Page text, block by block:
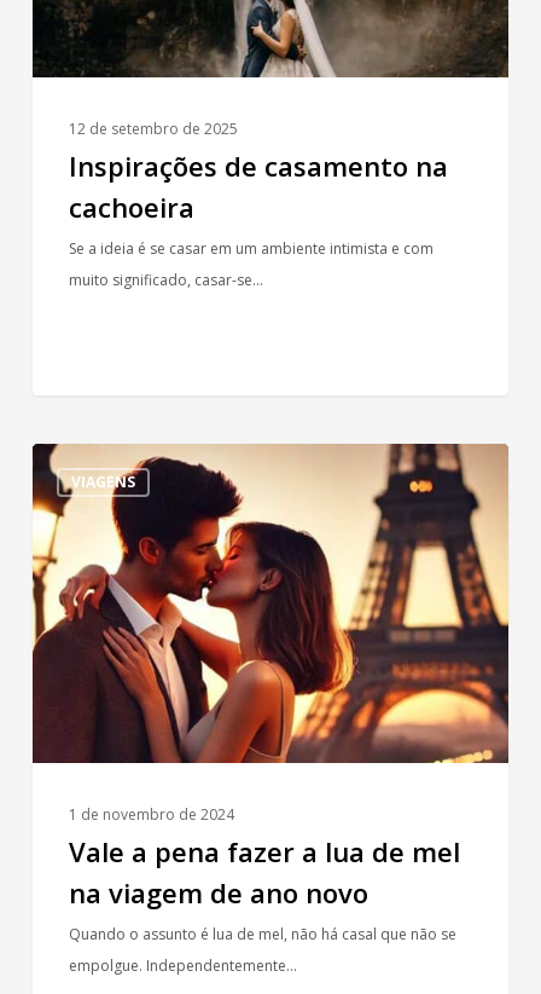
12 de setembro de 2025
Inspirações de casamento na
cachoeira
Se a ideia é se casar em um ambiente intimista e com
muito significado, casar-se…
VIAGENS
Vale
a
pena
fazer
a
lua
de
1 de novembro de 2024
Vale a pena fazer a lua de mel
na viagem de ano novo
Quando o assunto é lua de mel, não há casal que não se
empolgue. Independentemente…